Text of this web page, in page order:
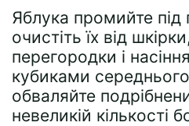
Яблука промийте
очистіть їх від
перегородки і
кубиками
обваляйте
невеликій кількості